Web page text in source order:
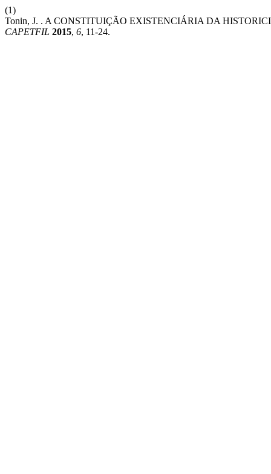
(1)
Tonin, J. . A CONSTITUIÇÃO EXISTENCIÁRIA DA
CAPETFIL 2015, 6, 11-24.